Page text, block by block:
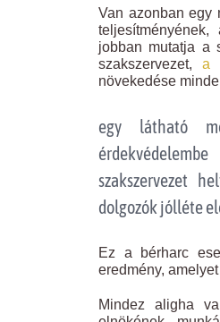
Van azonban egy
jobban mutatja a
szakszervezet,a
növekedése
egy látható
szakszervezet
dolgozók jólléte
Ez a bérharc
eredmény,
Mindez aligha